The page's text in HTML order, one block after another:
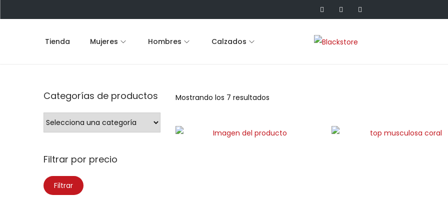
Tienda Mujeres Hombres Calzados
Mostrando los 7 resultados
Categorías de productos
Filtrar por precio
Filtrar